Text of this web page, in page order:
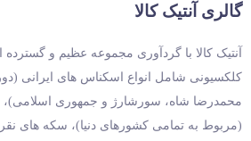
گالری آنتیک کالا
آنتیک کالا با گردآوری مجموعه عظیم و گسترده
کلکسیونی شامل انواع اسکناس های ایرانی
محمدرضا شاه، سورشارژ و جمهوری
(مربوط به تمامی کشورهای دنیا)، سکه های